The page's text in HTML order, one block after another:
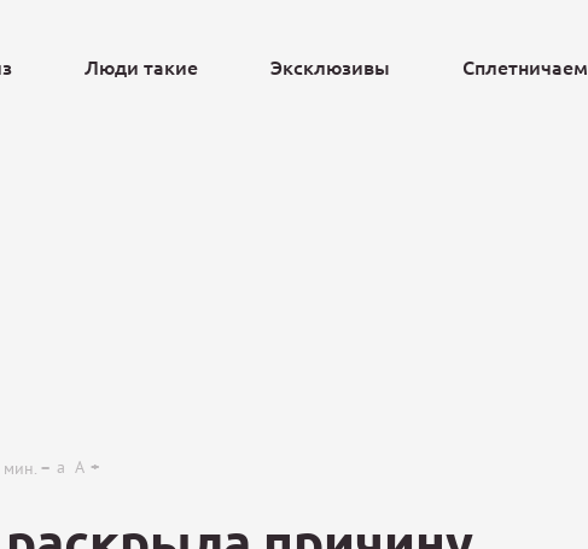
Люди такие Эксклюзивы Сплетничаем
мин. a A